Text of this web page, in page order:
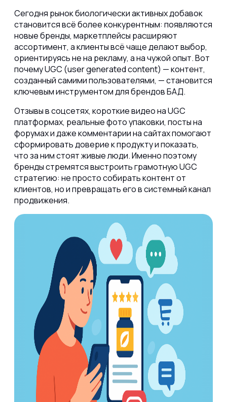
Сегодня рынок биологически активных добавок
становится всё более конкурентным: появляются
новые бренды, маркетплейсы расширяют
ассортимент, а клиенты всё чаще делают выбор,
ориентируясь не на рекламу, а на чужой опыт. Вот
почему UGC (user generated content) — контент,
созданный самими пользователями, — становится
ключевым инструментом для брендов БАД.
Отзывы в соцсетях, короткие видео на UGC
платформах, реальные фото упаковки, посты на
форумах и даже комментарии на сайтах помогают
сформировать доверие к продукту и показать,
что за ним стоят живые люди. Именно поэтому
бренды стремятся выстроить грамотную UGC
стратегию: не просто собирать контент от
клиентов, но и превращать его в системный канал
продвижения.